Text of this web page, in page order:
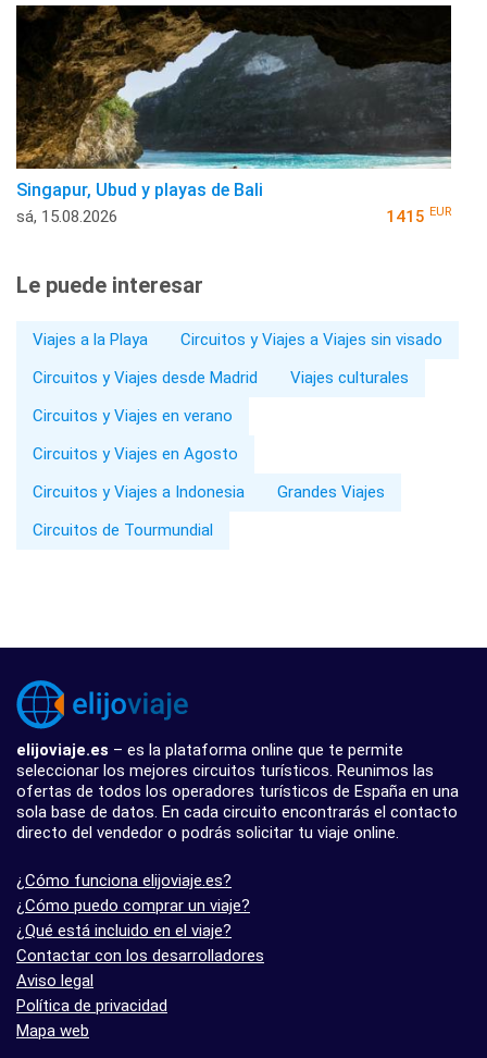
Singapur, Ubud y playas de Bali
sá, 15.08.2026 1415 EUR
Le puede interesar
Viajes a la Playa
Circuitos y Viajes a Viajes sin visado
Circuitos y Viajes desde Madrid
Viajes culturales
Circuitos y Viajes en verano
Circuitos y Viajes en Agosto
Circuitos y Viajes a Indonesia
Grandes Viajes
Circuitos de Tourmundial
elijoviaje.es – es la plataforma online que te permite
seleccionar los mejores circuitos turísticos. Reunimos las
ofertas de todos los operadores turísticos de España en una
sola base de datos. En cada circuito encontrarás el contacto
directo del vendedor o podrás solicitar tu viaje online.
¿Cómo funciona elijoviaje.es?
¿Cómo puedo comprar un viaje?
¿Qué está incluido en el viaje?
Contactar con los desarrolladores
Aviso legal
Política de privacidad
Mapa web